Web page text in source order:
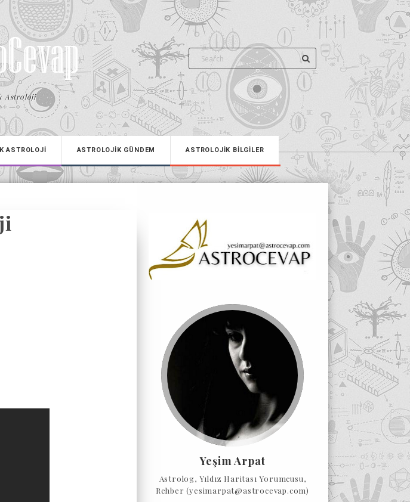
Astroloji
ASTROLOJİ ASTROLOJİK GÜNDEM ASTROLOJİK BİLGİLER
Yeşim Arpat
Astrolog, Yıldız Haritası Yorumcusu,
Rehber (yesimarpat@astrocevap.com)